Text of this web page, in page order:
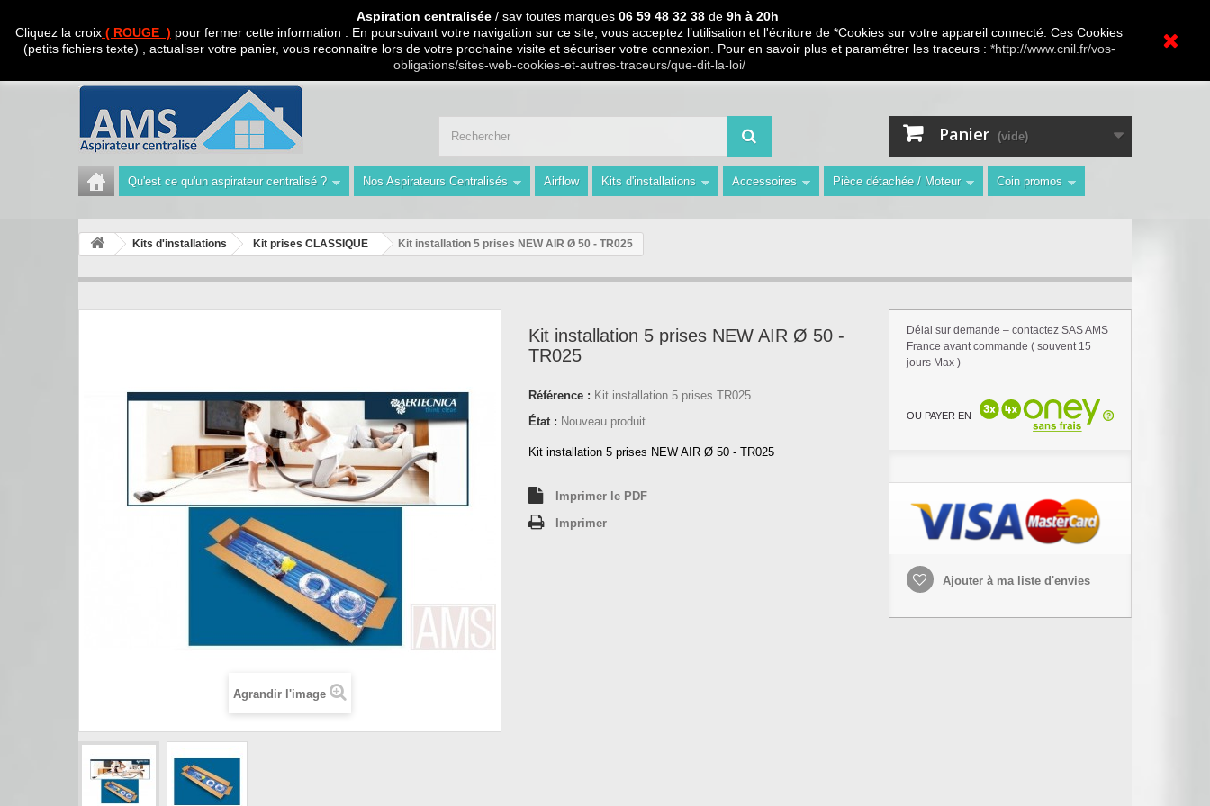
Aspiration centralisée/ sav toutes marques06 59 48 32 38de 9h à 20h
Cliquez la croix ( ROUGE ) pour fermer cette information : En poursuivant votre navigation sur ce site, vous acceptez l’utilisation et l'écriture de *Cookies sur votre appareil connecté. Ces Cookies
(petits fichiers texte) , actualiser votre panier, vous reconnaitre lors de votre prochaine visite et sécuriser votre connexion. Pour en savoir plus et paramétrer les traceurs : *http://www.cnil.fr/vos-
obligations/sites-web-cookies-et-autres-traceurs/que-dit-la-loi/
CADEAU SURPRISE A PARTIR DE 99€ D ACHAT / Paiement en 3 X ou 4 X sans frais S.A.V Toutes marques
Connexion
Contactez-nous
Appelez-nous au :Tél : 04 42 40 47 93 | Technicien 06 59 48 32 38 de 9h à 20h " Les Prix du Web les Conseils en plus avec AMS "
Panier (vide)
Qu'est ce qu'un aspirateur centralisé ? Nos Aspirateurs Centralisés Airflow Kits d'installations Accessoires Pièce détachée / Moteur Coin promos
Kits d'installations Kit prises CLASSIQUE Kit installation 5 prises NEW AIR Ø 50 - TR025
Agrandir l'image
Kit installation 5 prises NEW AIR Ø 50 -
TR025
Référence : Kit installation 5 prises TR025
État : Nouveau produit
Kit installation 5 prises NEW AIR Ø 50 - TR025
Imprimer le PDF
Imprimer
Délai sur demande – contactez SAS AMS
France avant commande ( souvent 15
jours Max )
OU PAYER EN
Ajouter à ma liste d'envies